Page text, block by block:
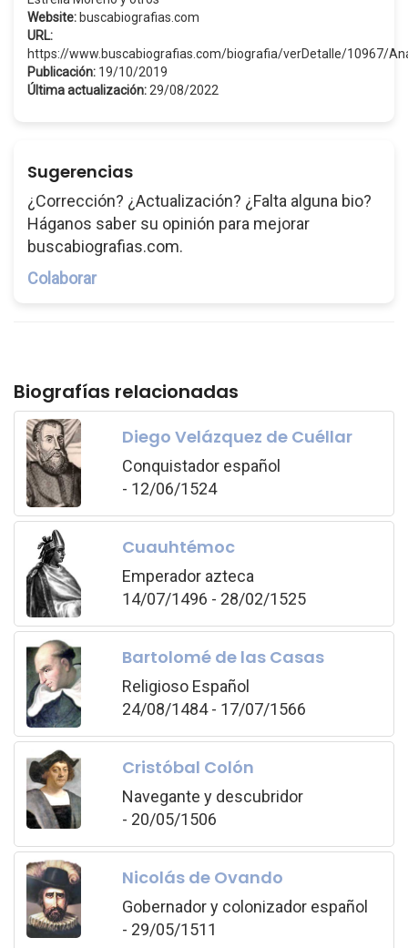
Website: buscabiografias.com
URL:
https://www.buscabiografias.com/biografia/verDetalle/10967/
Publicación: 19/10/2019
Última actualización: 29/08/2022
Sugerencias
¿Corrección? ¿Actualización? ¿Falta alguna bio?
Háganos saber su opinión para mejorar
buscabiografias.com.
Colaborar
Biografías relacionadas
Diego Velázquez de Cuéllar
Conquistador español
- 12/06/1524
Cuauhtémoc
Emperador azteca
14/07/1496 - 28/02/1525
Bartolomé de las Casas
Religioso Español
24/08/1484 - 17/07/1566
Cristóbal Colón
Navegante y descubridor
- 20/05/1506
Nicolás de Ovando
Gobernador y colonizador español
- 29/05/1511